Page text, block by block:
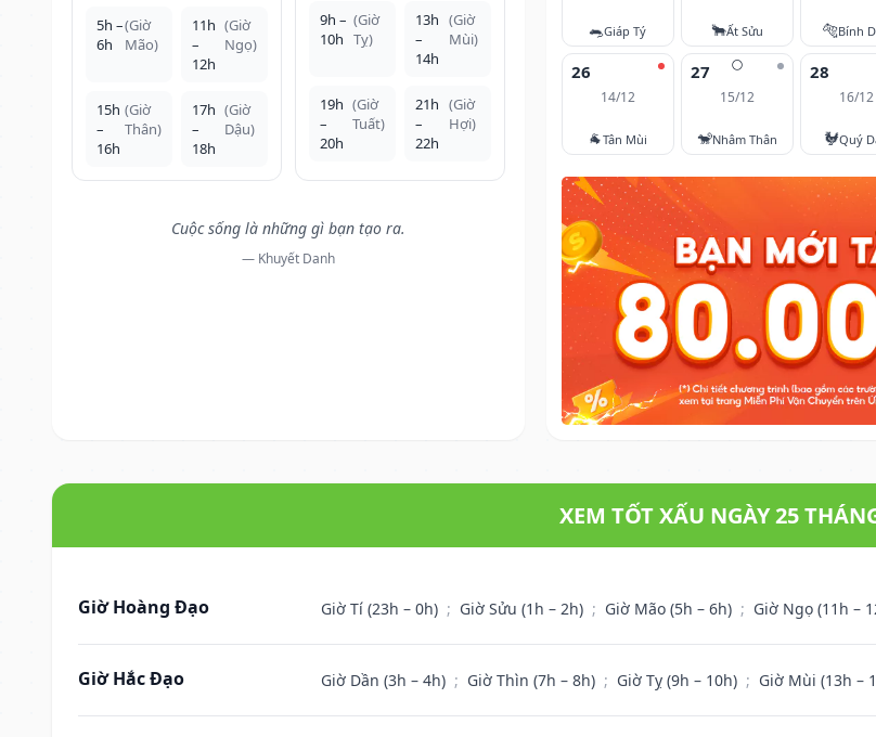
5h –
6h
(Giờ
Mão)
11h
–
12h
(Giờ
Ngọ)
15h
–
16h
(Giờ
Thân)
17h
–
18h
(Giờ
Dậu)
9h –
10h
(Giờ
Tỵ)
13h
–
14h
(Giờ
Mùi)
19h
–
20h
(Giờ
Tuất)
21h
–
22h
(Giờ
Hợi)
Cuộc sống là những gì bạn tạo ra.
— Khuyết Danh
🐀Giáp Tý 🐂Ất Sửu 🐅Bính
26
14/12
🐐Tân Mùi
🌕
27
15/12
🐒Nhâm Thân
28
16/12
🐓Quý
XEM TỐT XẤU NGÀY 25
Giờ Hoàng Đạo Giờ Tí (23h – 0h) ; Giờ Sửu (1h – 2h) ; Giờ Mão (5h – 6h) ; Giờ Ngọ (11h –
Giờ Hắc Đạo Giờ Dần (3h – 4h) ; Giờ Thìn (7h – 8h) ; Giờ Tỵ (9h – 10h) ; Giờ Mùi (13h –